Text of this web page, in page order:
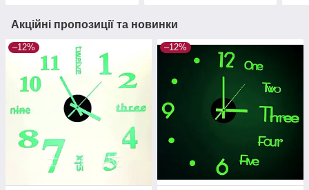
Акційні пропозиції та новинки
–12% –12%